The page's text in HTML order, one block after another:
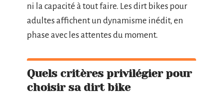
ni la capacité à tout faire. Les dirt bikes pour
adultes affichent un dynamisme inédit, en
phase avec les attentes du moment.
Quels critères privilégier pour
choisir sa dirt bike